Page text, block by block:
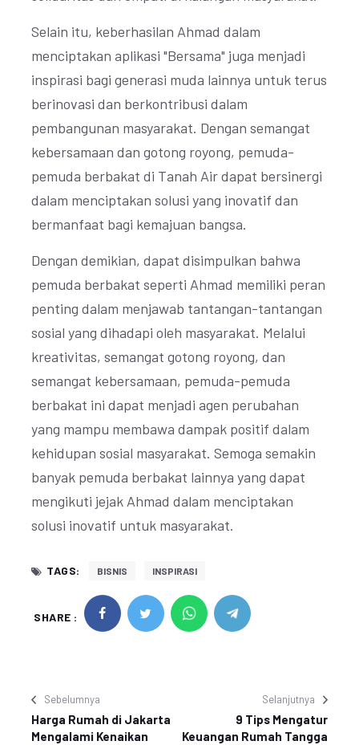
Selain itu, keberhasilan Ahmad dalam
menciptakan aplikasi "Bersama" juga menjadi
inspirasi bagi generasi muda lainnya untuk terus
berinovasi dan berkontribusi dalam
pembangunan masyarakat. Dengan semangat
kebersamaan dan gotong royong, pemuda-
pemuda berbakat di Tanah Air dapat bersinergi
dalam menciptakan solusi yang inovatif dan
bermanfaat bagi kemajuan bangsa.
Dengan demikian, dapat disimpulkan bahwa
pemuda berbakat seperti Ahmad memiliki peran
penting dalam menjawab tantangan-tantangan
sosial yang dihadapi oleh masyarakat. Melalui
kreativitas, semangat gotong royong, dan
semangat kebersamaan, pemuda-pemuda
berbakat ini dapat menjadi agen perubahan
yang mampu membawa dampak positif dalam
kehidupan sosial masyarakat. Semoga semakin
banyak pemuda berbakat lainnya yang dapat
mengikuti jejak Ahmad dalam menciptakan
solusi inovatif untuk masyarakat.
TAGS: BISNIS INSPIRASI
SHARE :
Sebelumnya
Harga Rumah di Jakarta
Mengalami Kenaikan
Selanjutnya
9 Tips Mengatur
Keuangan Rumah Tangga